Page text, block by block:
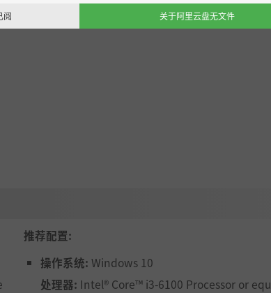
推荐配置:
操作系统: Windows 10
处理器: Intel® Core™ i3-6100 Processor or
阅 关于阿里云盘无文件